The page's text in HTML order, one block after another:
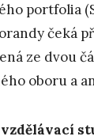
portfolia
čeká
ze dvou
oboru a